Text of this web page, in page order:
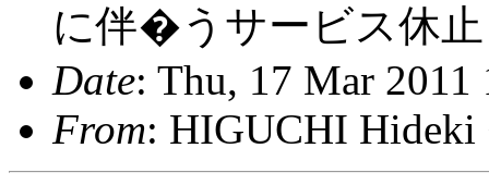
に伴�うサービス休
Date: Thu, 17 Mar 2011
From: HIGUCHI